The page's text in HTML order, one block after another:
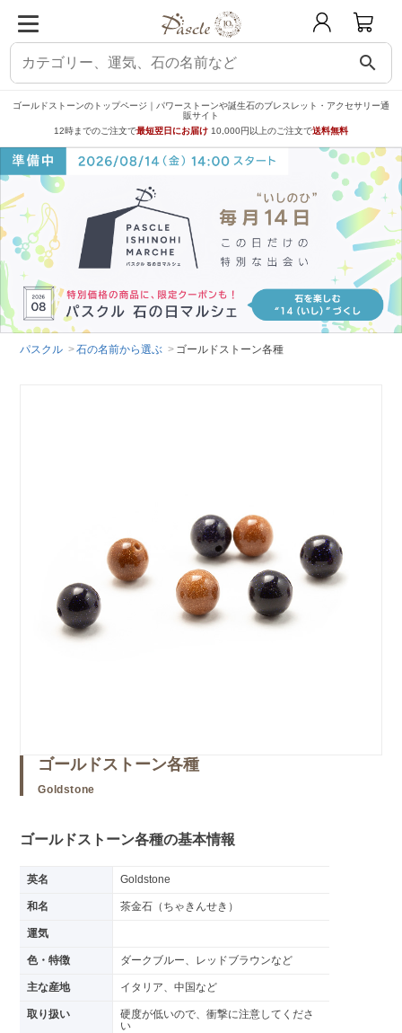
search
ゴールドストーンのトップページ｜パワーストーンや誕生石のブレスレット・アクセサリー通
販サイト
12時までのご注文で最短翌日にお届け 10,000円以上のご注文で送料無料
パスクル 石の名前から選ぶ ゴールドストーン各種
ゴールドストーン各種
Goldstone
ゴールドストーン各種の基本情報
英名 Goldstone
和名 茶金石（ちゃきんせき）
運気
色・特徴 ダークブルー、レッドブラウンなど
主な産地 イタリア、中国など
取り扱い
硬度が低いので、衝撃に注意してくださ
い